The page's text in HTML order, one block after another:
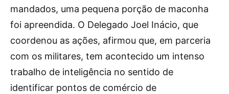
mandados, uma pequena porção de maconha
foi apreendida. O Delegado Joel Inácio, que
coordenou as ações, afirmou que, em parceria
com os militares, tem acontecido um intenso
trabalho de inteligência no sentido de
identificar pontos de comércio de